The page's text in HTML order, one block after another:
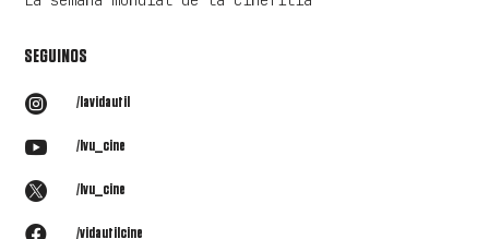
SEGUINOS
 /lavidautil
 /lvu_cine
 /lvu_cine
 /vidautilcine